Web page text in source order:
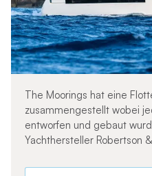
The Moorings hat eine
zusammengestellt wobei
entworfen und gebaut
Yachthersteller Robertson